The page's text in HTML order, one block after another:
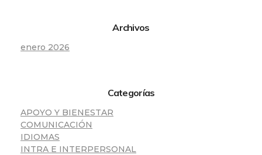
Archivos
enero 2026
Categorías
APOYO Y BIENESTAR
COMUNICACIÓN
IDIOMAS
INTRA E INTERPERSONAL